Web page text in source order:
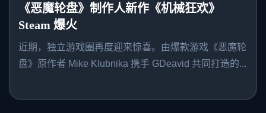
《恶魔轮盘》制作人新作《机械狂欢》
Steam 爆火
近期，独立游戏圈再度迎来惊喜。由爆款游戏《恶魔轮
盘》原作者 Mike Klubnika 携手 GDeavid 共同打造的...